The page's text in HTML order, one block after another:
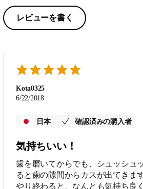
レビューを書く
Kota0325
6/22/2018
日本 確認済みの購入者
気持ちいい！
歯を磨いてからでも、シュッシュ
ると歯の隙間からカスが出てきます
やり終わると、なんとも気持ち良